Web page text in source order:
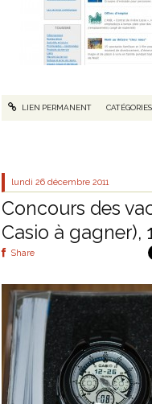
LIEN PERMANENT
lundi 26 décembre 2011
Concours des
Casio à gagner),
Share